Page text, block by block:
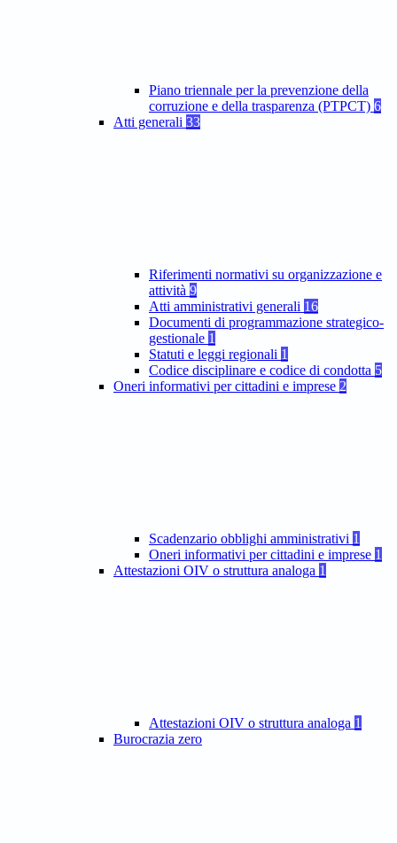
Piano triennale per la prevenzione della
corruzione e della trasparenza (PTPCT) 6
Atti generali 33
Riferimenti normativi su organizzazione e
attività 9
Atti amministrativi generali 16
Documenti di programmazione strategico-
gestionale 1
Statuti e leggi regionali 1
Codice disciplinare e codice di condotta 5
Oneri informativi per cittadini e imprese 2
Scadenzario obblighi amministrativi 1
Oneri informativi per cittadini e imprese 1
Attestazioni OIV o struttura analoga 1
Attestazioni OIV o struttura analoga 1
Burocrazia zero